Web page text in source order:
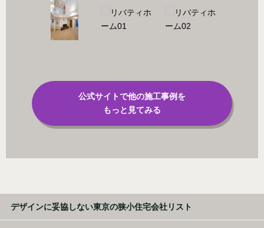
公式サイトで他の施工事例を
もっと見てみる
デザインに妥協しない東京の狭小住宅会社リスト